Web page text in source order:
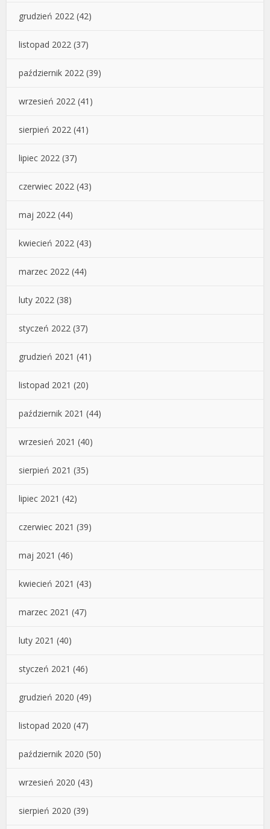
grudzień 2022 (42)
listopad 2022 (37)
październik 2022 (39)
wrzesień 2022 (41)
sierpień 2022 (41)
lipiec 2022 (37)
czerwiec 2022 (43)
maj 2022 (44)
kwiecień 2022 (43)
marzec 2022 (44)
luty 2022 (38)
styczeń 2022 (37)
grudzień 2021 (41)
listopad 2021 (20)
październik 2021 (44)
wrzesień 2021 (40)
sierpień 2021 (35)
lipiec 2021 (42)
czerwiec 2021 (39)
maj 2021 (46)
kwiecień 2021 (43)
marzec 2021 (47)
luty 2021 (40)
styczeń 2021 (46)
grudzień 2020 (49)
listopad 2020 (47)
październik 2020 (50)
wrzesień 2020 (43)
sierpień 2020 (39)